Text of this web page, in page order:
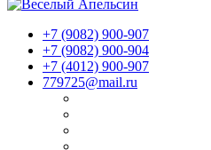
+7 (9082) 900-907
+7 (9082) 900-904
+7 (4012) 900-907
779725@mail.ru